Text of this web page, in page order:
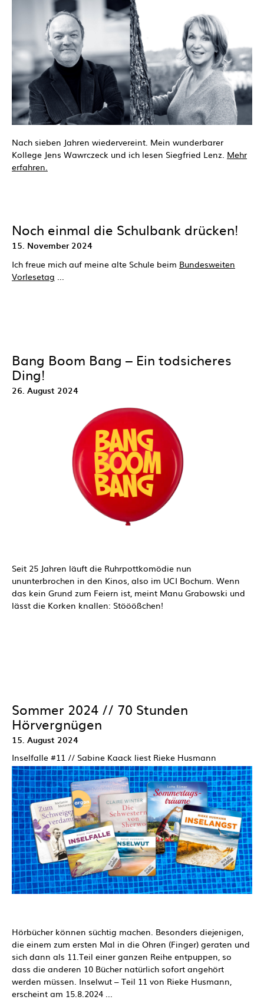
Nach sieben Jahren wiedervereint. Mein wunderbarer
Kollege Jens Wawrczeck und ich lesen Siegfried Lenz. Mehr
erfahren.
Noch einmal die Schulbank drücken!
15. November 2024
Ich freue mich auf meine alte Schule beim Bundesweiten
Vorlesetag
Bang Boom Bang – Ein todsicheres
Ding!
26. August 2024
Seit 25 Jahren läuft die Ruhrpottkomödie nun
ununterbrochen in den Kinos, also im UCI Bochum. Wenn
das kein Grund zum Feiern ist, meint Manu Grabowski und
lässt die Korken knallen: Stööößchen!
Sommer 2024 // 70 Stunden
Hörvergnügen
15. August 2024
Inselfalle #11 // Sabine Kaack liest Rieke Husmann
Hörbücher können süchtig machen. Besonders diejenigen,
die einem zum ersten Mal in die Ohren (Finger) geraten und
sich dann als 11.Teil einer ganzen Reihe entpuppen, so
dass die anderen 10 Bücher natürlich sofort angehört
werden müssen. Inselwut – Teil 11 von Rieke Husmann,
erscheint am 15.8.2024 ...